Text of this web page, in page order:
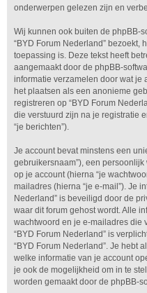
onderwerpen gelezen zijn en
Wij kunnen ook buiten de phpBB-
“BYD Forum Nederland” bezoekt,
toepassing is. Deze tekst heeft
aangemaakt door de phpBB-
informatie verzamelen door wat je
het plaatsen als een anonieme
registreren op “BYD Forum
die verstuurd zijn na je registratie
“je berichten”).
Je account bevat minstens een
gebruikersnaam”), een
op je account (hierna “je
mailadres (hierna “je e-mail”). Je
Nederland” is beveiligd door de
waar dit forum gehost wordt. Alle
wachtwoord en je e-mailadres die
“BYD Forum Nederland” is
“BYD Forum Nederland”. Je hebt
welke informatie van je account
je ook de mogelijkheid om in te
worden gemaakt door de phpBB-